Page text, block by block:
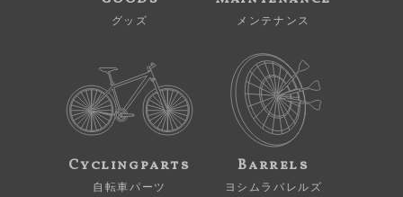
グッズ メンテナンス
Cyclingparts
自転車パーツ
Barrels
ヨシムラバレルズ